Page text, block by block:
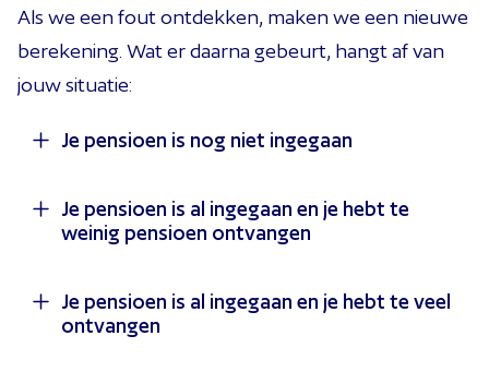
Als we een fout ontdekken, maken we een nieuwe
berekening. Wat er daarna gebeurt, hangt af van
jouw situatie:
Je pensioen is nog niet ingegaan
Ben je nog niet met pensioen en is er een fout
gemaakt in de berekening van je pensioenkapitaal?
Pensioenom je bijgewerkte kapitaal te zien. Alleen
Je pensioen is al ingegaan en je hebt te
weinig pensioen ontvangen
Ben je al met pensioen en blijkt uit onze
berekening dat je te weinig hebt ontvangen? Dan
Je pensioen is al ingegaan en je hebt te veel
ontvangen